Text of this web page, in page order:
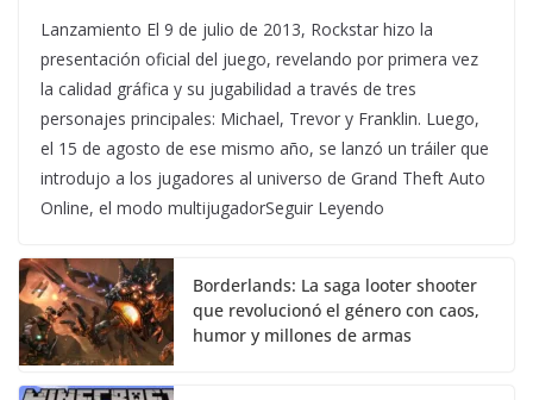
Lanzamiento El 9 de julio de 2013, Rockstar hizo la
presentación oficial del juego, revelando por primera vez
la calidad gráfica y su jugabilidad a través de tres
personajes principales: Michael, Trevor y Franklin. Luego,
el 15 de agosto de ese mismo año, se lanzó un tráiler que
introdujo a los jugadores al universo de Grand Theft Auto
Online, el modo multijugadorSeguir Leyendo
Borderlands: La saga looter shooter
que revolucionó el género con caos,
humor y millones de armas